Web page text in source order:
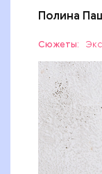
Полина
Сюжеты:
ЕДА